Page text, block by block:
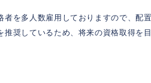
者を多人数雇用しておりますので、配
推奨しているため、将来の資格取得を